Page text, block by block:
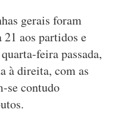
gerais foram
21 aos partidos e
feira passada,
à direita, com as
se contudo